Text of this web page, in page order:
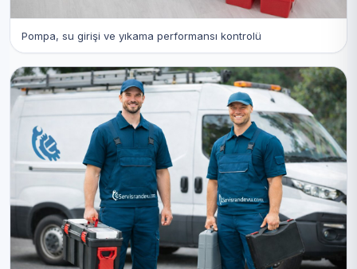
Pompa, su girişi ve yıkama performansı kontrolü